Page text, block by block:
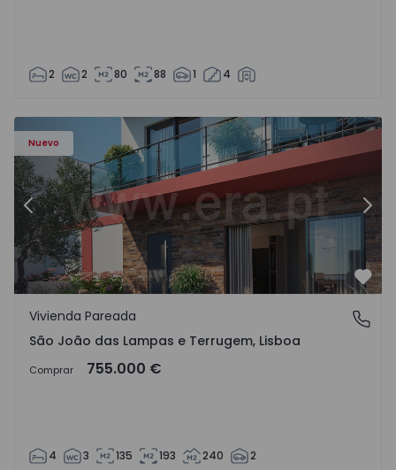
2 2 80 88 1 4
Nuevo
Anterior
São João das Lampas e Terrugem, Lisboa
Vivienda Pareada
São João das Lampas e Terrugem, Lisboa
Comprar 755.000 €
4 3 135 193 240 2